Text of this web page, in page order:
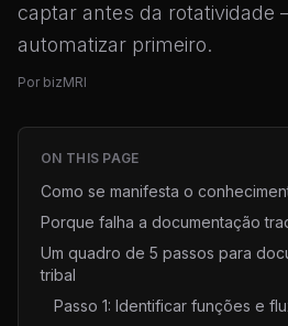
captar antes da rotatividade
automatizar primeiro.
Por bizMRI
ON THIS PAGE
Como se manifesta o
Porque falha a documentação
Um quadro de 5 passos para
tribal
Passo 1: Identificar funções e